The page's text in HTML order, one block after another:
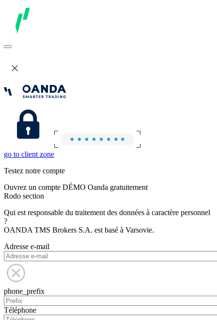
go to client zone
Testez notre compte
Ouvrez un compte DÉMO Oanda gratuitement
Rodo section
Qui est responsable du traitement des données à caractère personnel
?
OANDA TMS Brokers S.A. est basé à Varsovie.
Adresse e-mail
phone_prefix
Téléphone